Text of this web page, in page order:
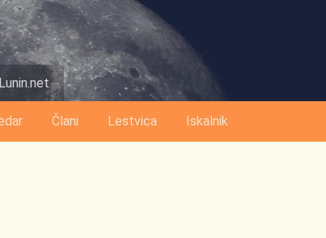
Člani Lestvica Iskalnik
Lunin.net